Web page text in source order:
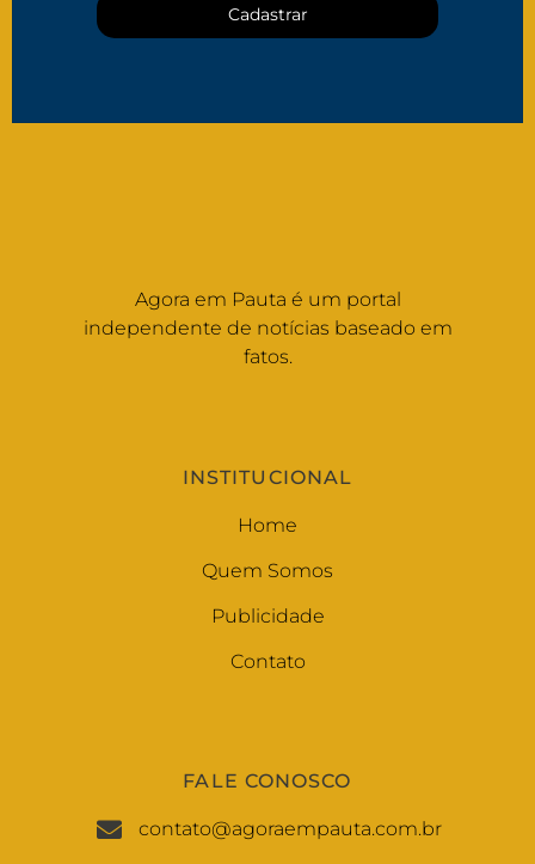
Cadastrar
Agora em Pauta é um portal
independente de notícias baseado em
fatos.
INSTITUCIONAL
Home
Quem Somos
Publicidade
Contato
FALE CONOSCO
contato@agoraempauta.com.br